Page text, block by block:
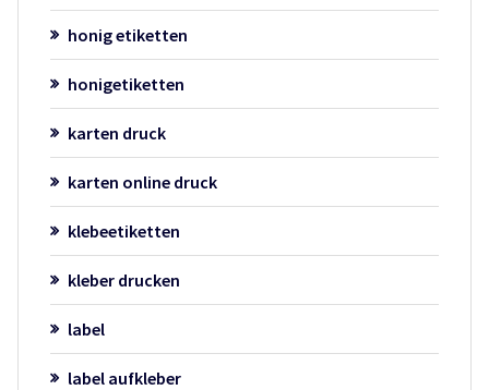
honig etiketten
honigetiketten
karten druck
karten online druck
klebeetiketten
kleber drucken
label
label aufkleber